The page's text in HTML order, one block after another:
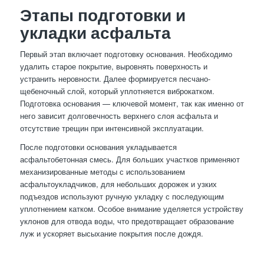
Этапы подготовки и
укладки асфальта
Первый этап включает подготовку основания. Необходимо
удалить старое покрытие, выровнять поверхность и
устранить неровности. Далее формируется песчано-
щебеночный слой, который уплотняется виброкатком.
Подготовка основания — ключевой момент, так как именно от
него зависит долговечность верхнего слоя асфальта и
отсутствие трещин при интенсивной эксплуатации.
После подготовки основания укладывается
асфальтобетонная смесь. Для больших участков применяют
механизированные методы с использованием
асфальтоукладчиков, для небольших дорожек и узких
подъездов используют ручную укладку с последующим
уплотнением катком. Особое внимание уделяется устройству
уклонов для отвода воды, что предотвращает образование
луж и ускоряет высыхание покрытия после дождя.